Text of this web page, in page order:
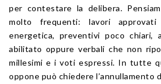
per contestare la delibera.
molto frequenti: lavori
energetica, preventivi poco chiari,
abilitato oppure verbali che non
millesimi e i voti espressi. In tutte
oppone può chiedere l’annullamento